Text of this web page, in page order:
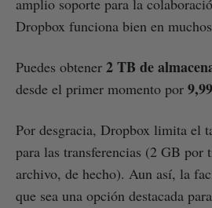
Dropbox funciona bien en
Puedes obtener 2 TB de
desde el primer momento por
Por desgracia, Dropbox limita el
para las transferencias (2 GB por
archivo, de hecho). Aun así, la
que sea una opción destacada